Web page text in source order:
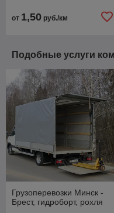
от 1,50 руб./км
Подобные услуги
Грузоперевозки Минск -
Брест, гидроборт, рохля